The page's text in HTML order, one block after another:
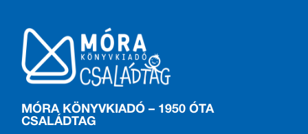
MÓRA KÖNYVKIADÓ – 1950 ÓTA
CSALÁDTAG